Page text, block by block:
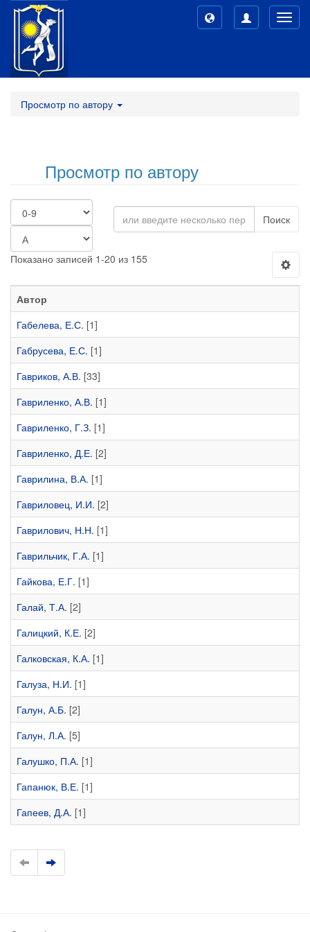
Просмотр по автору
Просмотр по автору
Поиск
Показано записей 1-20 из 155
Автор
Габелева, Е.С. [1]
Габрусева, Е.С. [1]
Гавриков, А.В. [33]
Гавриленко, А.В. [1]
Гавриленко, Г.З. [1]
Гавриленко, Д.Е. [2]
Гаврилина, В.А. [1]
Гавриловец, И.И. [2]
Гаврилович, Н.Н. [1]
Гаврильчик, Г.А. [1]
Гайкова, Е.Г. [1]
Галай, Т.А. [2]
Галицкий, К.Е. [2]
Галковская, К.А. [1]
Галуза, Н.И. [1]
Галун, А.Б. [2]
Галун, Л.А. [5]
Галушко, П.А. [1]
Гапанюк, В.Е. [1]
Гапеев, Д.А. [1]